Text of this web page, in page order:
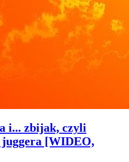
i... zbijak, czyli
[WIDEO,